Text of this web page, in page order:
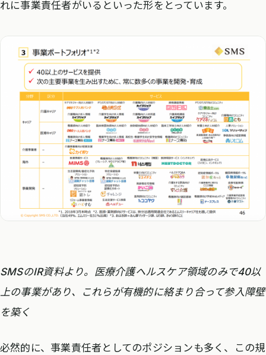
れに事業責任者がいるといった形をとっています。
SMSのIR資料より。医療介護ヘルスケア領域のみで40以
上の事業があり、これらが有機的に絡まり合って参入障壁
を築く
必然的に、事業責任者としてのポジションも多く、この規